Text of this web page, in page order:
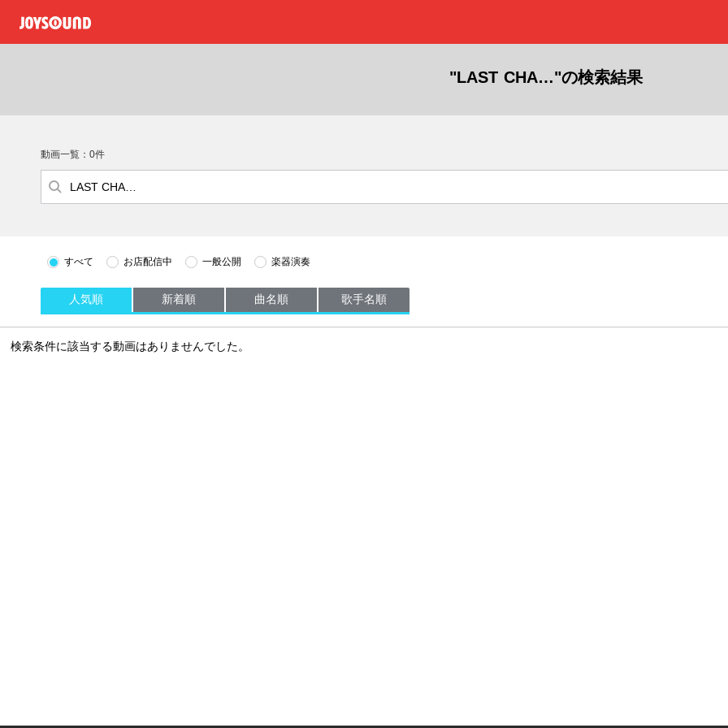
"LAST CHA…"の検索結果
動画一覧：0件
すべて お店配信中 一般公開 楽器演奏
人気順 新着順 曲名順 歌手名順
検索条件に該当する動画はありませんでした。